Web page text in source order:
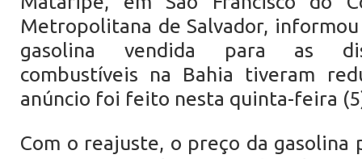
Metropolitana de Salvador,
gasolina vendida para as
combustíveis na Bahia tiveram
anúncio foi feito nesta quinta-feira
Com o reajuste, o preço da gasolina